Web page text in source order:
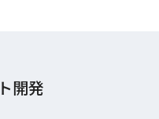
開発